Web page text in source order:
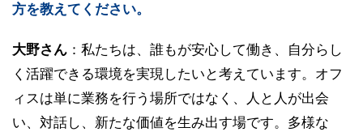
方を教えてください。
大野さん ：私たちは、誰もが安心して働き、自分らし
く活躍できる環境を実現したいと考えています。オフ
ィスは単に業務を行う場所ではなく、人と人が出会
い、対話し、新たな価値を生み出す場です。多様な